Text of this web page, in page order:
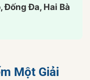
Đống Đa, Hai Bà
Một Giải